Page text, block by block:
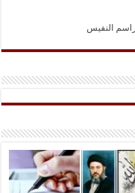
النفيس